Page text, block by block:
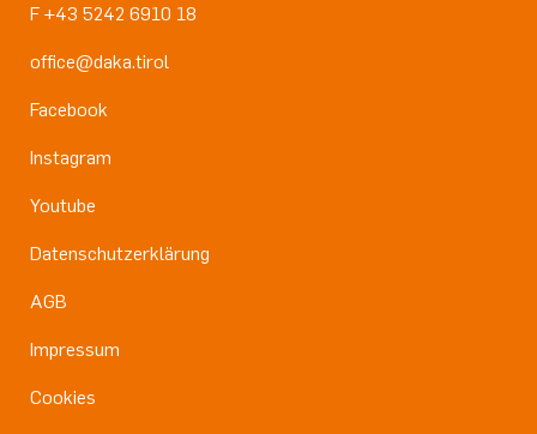
F +43 5242 6910 18
office@daka.tirol
Facebook
Instagram
Youtube
Datenschutzerklärung
AGB
Impressum
Cookies